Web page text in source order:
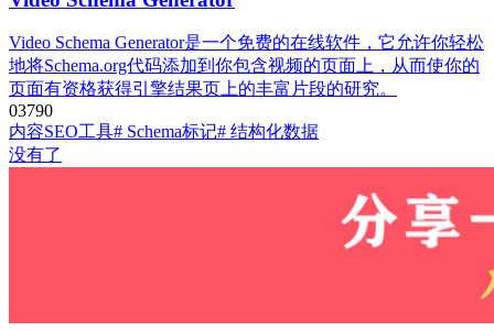
Video Schema Generator是一个免费的在线软件，它允许你轻松
地将Schema.org代码添加到你包含视频的页面上，从而使你的
页面有资格获得引擎结果页上的丰富片段的研究。
03790
内容SEO工具# Schema标记# 结构化数据
没有了